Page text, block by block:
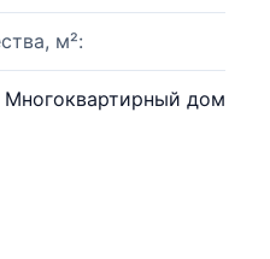
м²:
Многоквартирный дом